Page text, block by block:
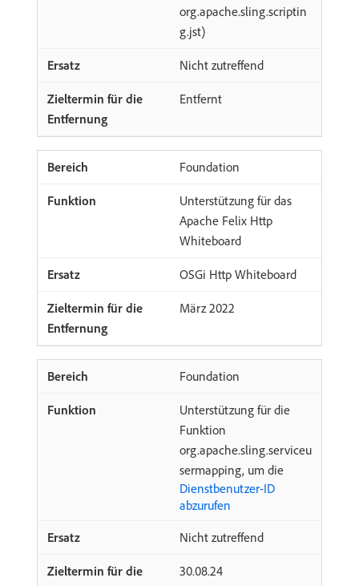
org.apache.sling.scriptin
g.jst)
Nicht zutreffend
Entfernt
Foundation
Unterstützung für das
Apache Felix Http
Whiteboard
OSGi Http Whiteboard
März 2022
Foundation
Unterstützung für die
Funktion
org.apache.sling.serviceu
sermapping, um die
Dienstbenutzer-ID
abzurufen
Nicht zutreffend
30.08.24